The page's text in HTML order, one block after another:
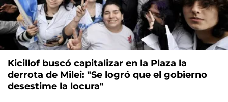
Kicillof buscó capitalizar en la Plaza la
derrota de Milei: "Se logró que el gobierno
desestime la locura"